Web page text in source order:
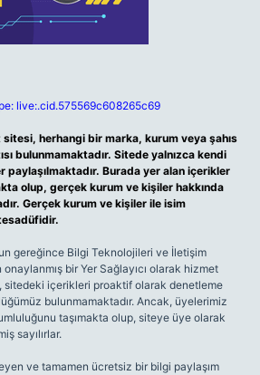
live:.cid.575569c608265c69
herhangi bir marka, kurum veya şahıs
bulunmamaktadır. Sitede yalnızca kendi
paylaşılmaktadır. Burada yer alan içerikler
olup, gerçek kurum ve kişiler hakkında
Gerçek kurum ve kişiler ile isim
gereğince Bilgi Teknolojileri ve İletişim
bir Yer Sağlayıcı olarak hizmet
sitedeki içerikleri proaktif olarak denetleme
bulunmamaktadır. Ancak, üyelerimiz
taşımakta olup, siteye üye olarak
sayılırlar.
ve tamamen ücretsiz bir bilgi paylaşım